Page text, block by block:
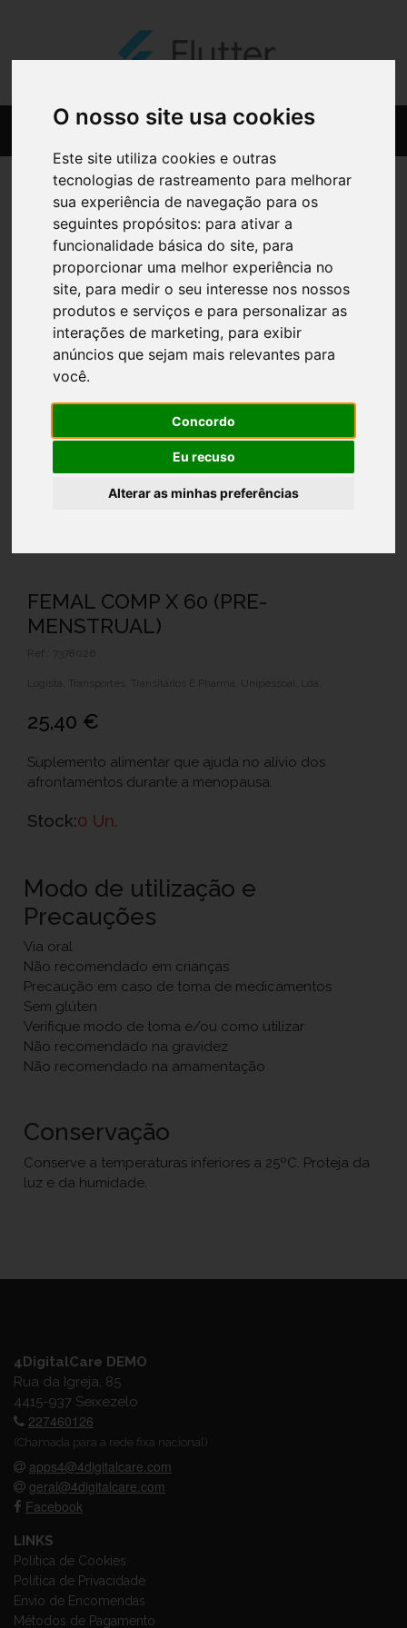
O nosso site usa cookies
Este site utiliza cookies e outras
tecnologias de rastreamento para melhorar
sua experiência de navegação para os
seguintes propósitos: para ativar a
funcionalidade básica do site, para
proporcionar uma melhor experiência no
site, para medir o seu interesse nos nossos
produtos e serviços e para personalizar as
interações de marketing, para exibir
anúncios que sejam mais relevantes para
você.
Concordo
Eu recuso
Alterar as minhas preferências
FEMAL COMP X 60 (PRE-
MENSTRUAL)
Ref.: 7378026
Logista, Transportes, Transitários E Pharma, Unipessoal, Lda.
25,40 €
Suplemento alimentar que ajuda no alívio dos
afrontamentos durante a menopausa.
Stock:0 Un.
Modo de utilização e
Precauções
Via oral
Não recomendado em crianças
Precaução em caso de toma de medicamentos
Sem glúten
Verifique modo de toma e/ou como utilizar
Não recomendado na gravidez
Não recomendado na amamentação
Conservação
Conserve a temperaturas inferiores a 25ºC. Proteja da
luz e da humidade.
4DigitalCare DEMO
Rua da Igreja, 85
4415-937 Seixezelo
227460126
(Chamada para a rede fixa nacional)
apps4@4digitalcare.com
geral@4digitalcare.com
Facebook
LINKS
Política de Cookies
Política de Privacidade
Envio de Encomendas
Métodos de Pagamento